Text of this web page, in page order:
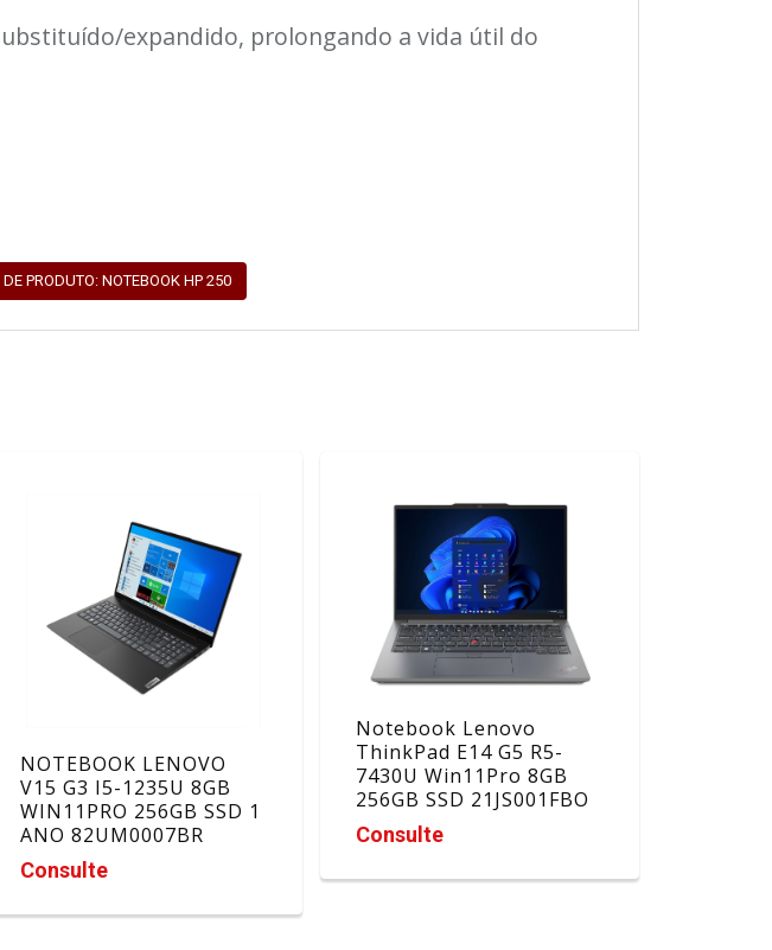
expandido, prolongando a vida útil do
PRODUTO: NOTEBOOK HP 250
NOTEBOOK LENOVO
V15 G3 I5-1235U 8GB
WIN11PRO 256GB SSD 1
ANO 82UM0007BR
Consulte
Notebook Lenovo
ThinkPad E14 G5 R5-
7430U Win11Pro 8GB
256GB SSD 21JS001FBO
Consulte